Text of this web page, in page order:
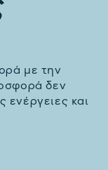
με την
δεν
ενέργειες και